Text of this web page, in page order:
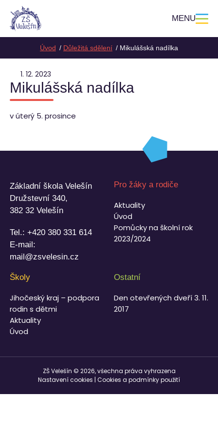
MENU
Úvod Důležitá sdělení Mikulášská nadílka
1. 12. 2023
Mikulášská nadílka
v úterý 5. prosince
Základní škola Velešín
Družstevní 340,
382 32 Velešín
Tel.: +420 380 331 614
E-mail:
mail@zsvelesin.cz
Pro žáky a rodiče
Aktuality
Úvod
Pomůcky na školní rok
2023/2024
Školy
Jihočeský kraj – podpora
rodin s dětmi
Aktuality
Úvod
Ostatní
Den otevřených dveří 3. 11.
2017
ZŠ Velešín © 2026, všechna práva vyhrazena
Nastavení cookies Cookies a podmínky použití